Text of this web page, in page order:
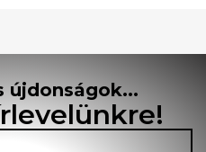
újdonságok...